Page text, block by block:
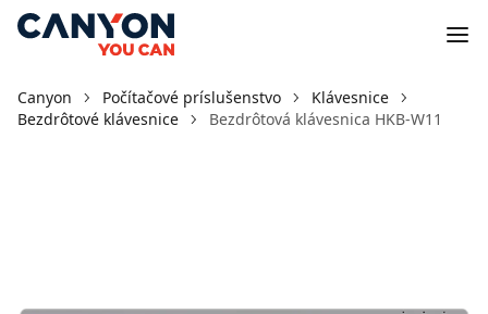
Canyon Počítačové príslušenstvo
Klávesnice
Bezdrôtové klávesnice
Bezdrôtová klávesnica HKB-W11